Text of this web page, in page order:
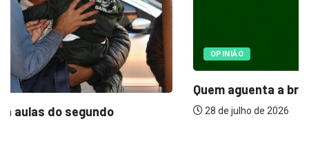
OPINIÃO
Quem aguenta a briga inútil entre mães...
28 de julho de 2026